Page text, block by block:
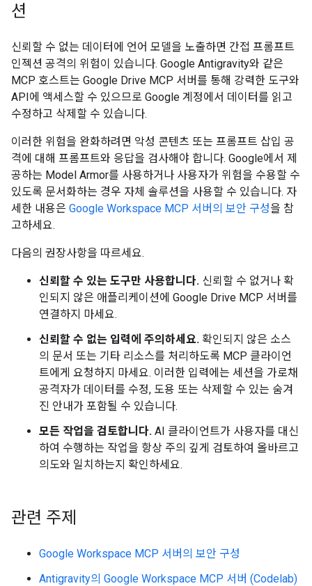
션
신뢰할 수 없는 데이터에 언어 모델을 노출하면 간접 프롬프트
인젝션 공격의 위험이 있습니다. Google Antigravity와 같은
MCP 호스트는 Google Drive MCP 서버를 통해 강력한 도구와
API에 액세스할 수 있으므로 Google 계정에서 데이터를 읽고
수정하고 삭제할 수 있습니다.
이러한 위험을 완화하려면 악성 콘텐츠 또는 프롬프트 삽입 공
격에 대해 프롬프트와 응답을 검사해야 합니다. Google에서 제
공하는 Model Armor를 사용하거나 사용자가 위험을 수용할 수
있도록 문서화하는 경우 자체 솔루션을 사용할 수 있습니다. 자
세한 내용은 Google Workspace MCP 서버의 보안 구성을 참
고하세요.
다음의 권장사항을 따르세요.
신뢰할 수 있는 도구만 사용합니다. 신뢰할 수 없거나 확
인되지 않은 애플리케이션에 Google Drive MCP 서버를
연결하지 마세요.
신뢰할 수 없는 입력에 주의하세요. 확인되지 않은 소스
의 문서 또는 기타 리소스를 처리하도록 MCP 클라이언
트에게 요청하지 마세요. 이러한 입력에는 세션을 가로채
공격자가 데이터를 수정, 도용 또는 삭제할 수 있는 숨겨
진 안내가 포함될 수 있습니다.
모든 작업을 검토합니다. AI 클라이언트가 사용자를 대신
하여 수행하는 작업을 항상 주의 깊게 검토하여 올바르고
의도와 일치하는지 확인하세요.
관련 주제
Google Workspace MCP 서버의 보안 구성
Antigravity의 Google Workspace MCP 서버 (Codelab)